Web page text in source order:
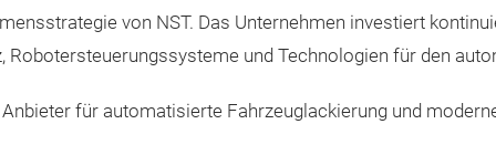
von NST. Das Unternehmen investiert
und Technologien für den
für automatisierte Fahrzeuglackierung und